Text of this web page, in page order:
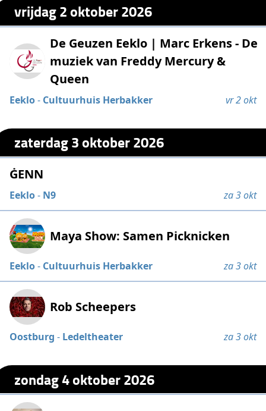
vrijdag 2 oktober 2026
De Geuzen Eeklo | Marc Erkens - De
muziek van Freddy Mercury &
Queen
Eeklo- Cultuurhuis Herbakker vr 2 okt
zaterdag 3 oktober 2026
ĠENN
Eeklo- N9 za 3 okt
Maya Show: Samen Picknicken
Eeklo- Cultuurhuis Herbakker za 3 okt
Rob Scheepers
Oostburg - Ledeltheater za 3 okt
zondag 4 oktober 2026